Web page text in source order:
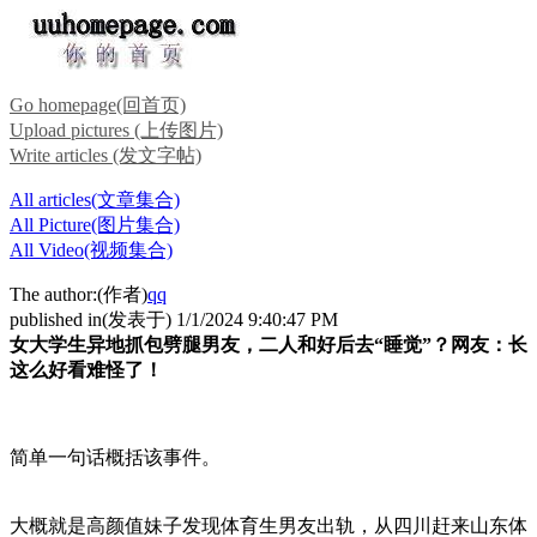
Go homepage(回首页)
Upload pictures (上传图片)
Write articles (发文字帖)
All articles(文章集合)
All Picture(图片集合)
All Video(视频集合)
The author:(作者)qq
published in(发表于) 1/1/2024 9:40:47 PM
女大学生异地抓包劈腿男友，二人和好后去“睡觉”？网友：长
这么好看难怪了！
简单一句话概括该事件。
大概就是高颜值妹子发现体育生男友出轨，从四川赶来山东体